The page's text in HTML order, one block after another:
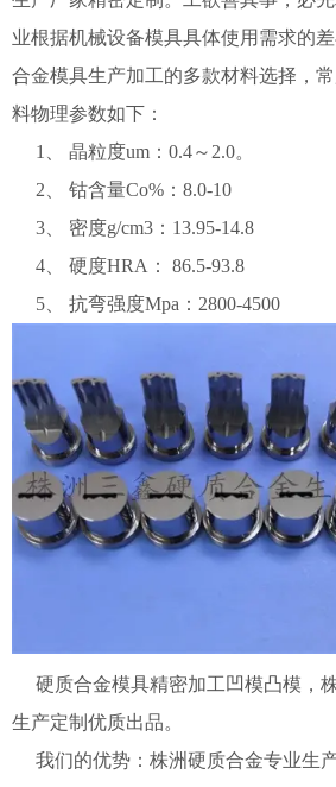
业根据机械设备模具具体使用需求的
合金模具生产加工的多款材料选择，
料物理参数如下：
1、 晶粒度um：0.4～2.0。
2、 钴含量Co%：8.0-10
3、 密度g/cm3：13.95-14.8
4、 硬度HRA： 86.5-93.8
5、 抗弯强度Mpa：2800-4500
硬质合金模具精密加工凹模凸模，
生产定制优质出品。
我们的优势：株洲硬质合金专业生